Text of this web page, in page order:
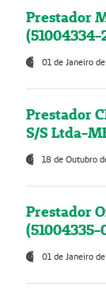
Prestador
(51004334-
01 de Janeiro
Prestador
S/S Ltda-
18 de Outubro
Prestador
(51004335-
01 de Janeiro